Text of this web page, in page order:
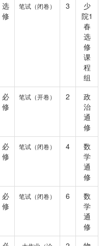
选
修
笔试（闭卷） 3
少
院1
春
选
修
课
程
组
必
修
笔试（开卷） 2
政
治
通
修
必
修
笔试（闭卷） 4
数
学
通
修
必
修
笔试（闭卷） 6
数
学
通
修